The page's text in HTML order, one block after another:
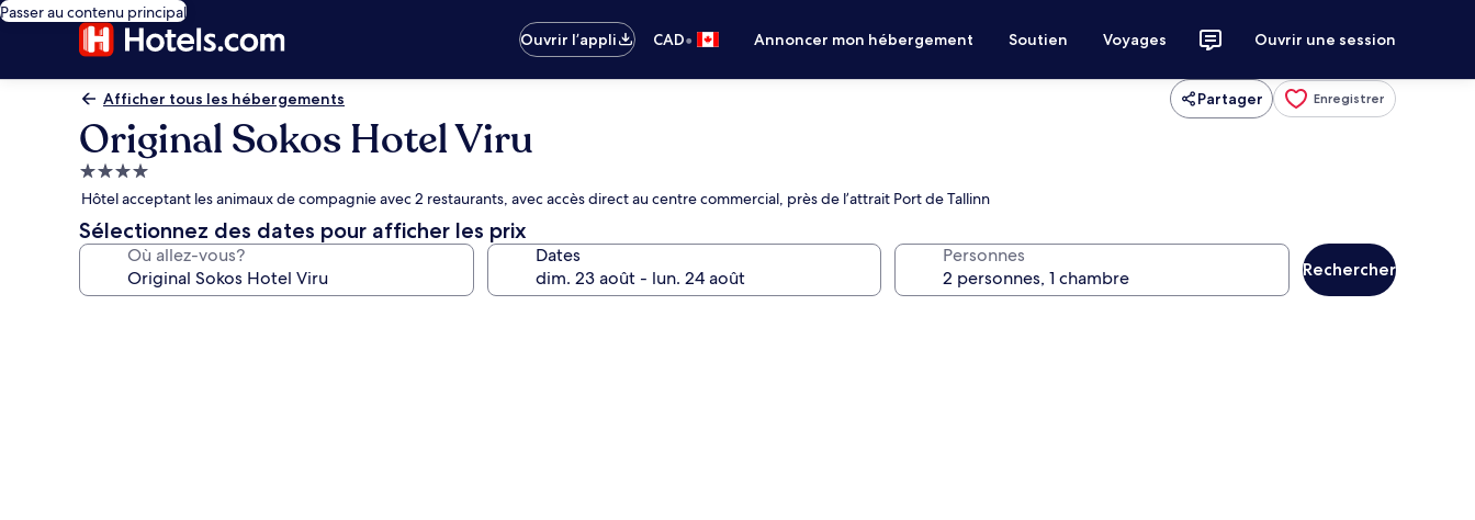
Passer au contenu principal
Ouvrir l’appli
CAD• Annoncer mon hébergement Soutien Voyages Ouvrir une session
Afficher tous les hébergements Partager Enregistrer
Original Sokos Hotel Viru
Hébergement
4.0 étoiles
Hôtel acceptant les animaux de compagnie avec 2 restaurants, avec accès direct au centre commercial, près de l’attrait Port de Tallinn
Sélectionnez des dates pour afficher les prix
Où allez-vous? Dates Personnes
Rechercher